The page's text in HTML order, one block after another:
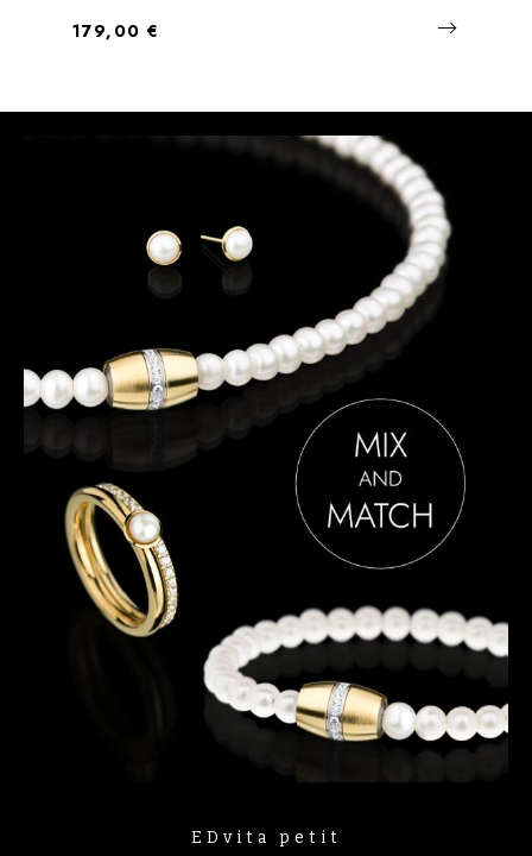
Regulärer Preis:
179,00 €
EDvita petit